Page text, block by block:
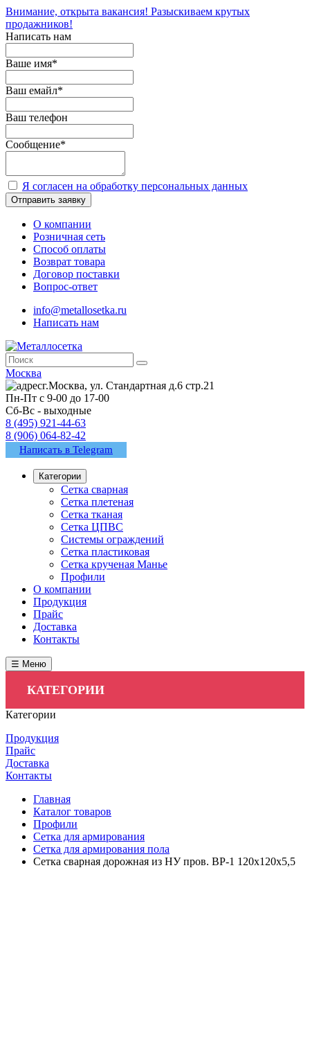
Внимание, открыта вакансия! Разыскиваем крутых
продажников!
Написать нам
Ваше имя*
Ваш емайл*
Ваш телефон
Сообщение*
Я согласен на обработку персональных данных
Отправить заявку
О компании
Розничная сеть
Способ оплаты
Возврат товара
Договор поставки
Вопрос-ответ
info@metallosetka.ru
Написать нам
Москва
г.Москва, ул. Стандартная д.6 стр.21
Пн-Пт с 9-00 до 17-00
Сб-Вс - выходные
8 (495) 921-44-63
8 (906) 064-82-42
Написать в Telegram
Категории
Сетка сварная
Сетка плетеная
Сетка тканая
Сетка ЦПВС
Системы ограждений
Сетка пластиковая
Сетка крученая Манье
Профили
О компании
Продукция
Прайс
Доставка
Контакты
☰ Меню
КАТЕГОРИИ
Категории
Продукция
Прайс
Доставка
Контакты
Главная
Каталог товаров
Профили
Сетка для армирования
Сетка для армирования пола
Cетка сварная дорожная из НУ пров. ВР-1 120х120х5,5